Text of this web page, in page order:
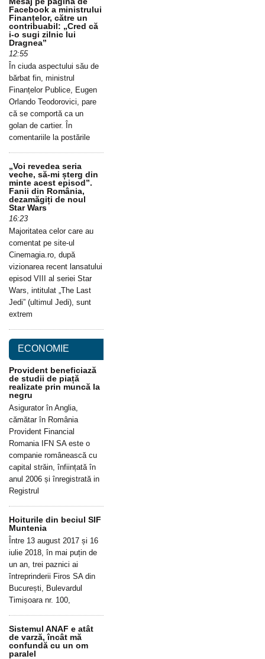
Facebook a ministrului
Finanțelor, către un
contribuabil: „Cred că
i-o sugi zilnic lui
Dragnea”
12:55
În ciuda aspectului său de
bărbat fin, ministrul
Finanțelor Publice, Eugen
Orlando Teodorovici, pare
că se comportă ca un
golan de cartier. În
comentariile la postările
„Voi revedea seria
veche, să-mi șterg din
minte acest episod”.
Fanii din România,
dezamăgiți de noul
Star Wars
16:23
Majoritatea celor care au
comentat pe site-ul
Cinemagia.ro, după
vizionarea recent lansatului
episod VIII al seriei Star
Wars, intitulat „The Last
Jedi” (ultimul Jedi), sunt
extrem
ECONOMIE
Provident beneficiază
de studii de piață
realizate prin muncă la
negru
Asigurator în Anglia,
cămătar în România
Provident Financial
Romania IFN SA este o
companie românească cu
capital străin, înființată în
anul 2006 și înregistrată in
Registrul
Hoiturile din beciul SIF
Muntenia
Între 13 august 2017 și 16
iulie 2018, în mai puțin de
un an, trei paznici ai
întreprinderii Firos SA din
București, Bulevardul
Timișoara nr. 100,
Sistemul ANAF e atât
de varză, încât mă
confundă cu un om
paralel